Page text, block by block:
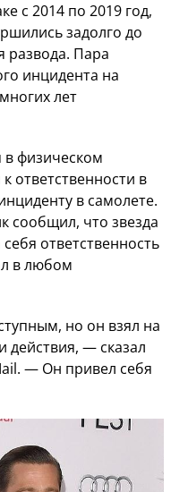
с 2014 по 2019 год,
задолго до
развода. Пара
инцидента на
лет
в физическом
ответственности в
в самолете.
сообщил, что звезда
ответственность
в любом
но он взял на
действия, — сказал
— Он привел себя